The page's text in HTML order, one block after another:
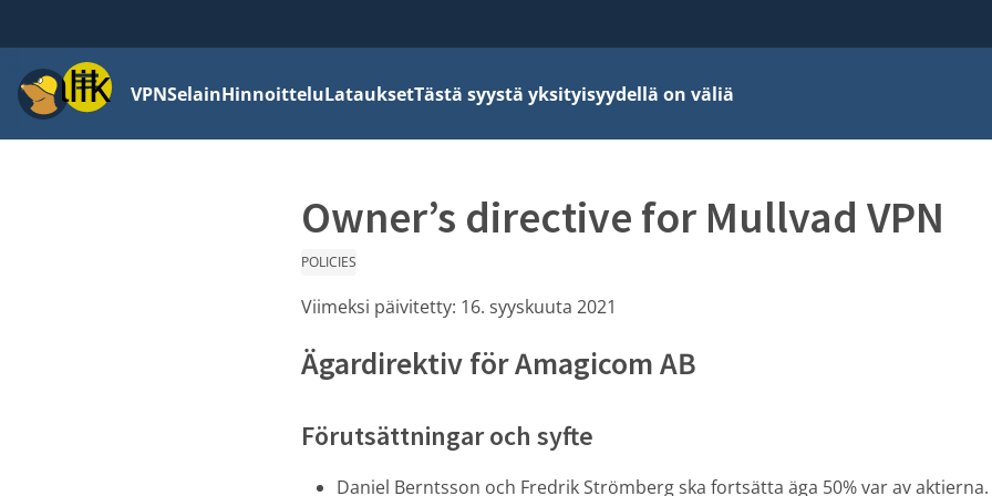
Valikko
VPNSelainHinnoitteluLatauksetTästä syystä yksityisyydellä on väliä
Owner’s directive for Mullvad VPN
POLICIES
Viimeksi päivitetty: 16. syyskuuta 2021
Ägardirektiv för Amagicom AB
Förutsättningar och syfte
Daniel Berntsson och Fredrik Strömberg ska fortsätta äga 50% var av aktierna.